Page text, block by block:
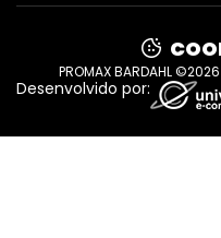
PROMAX BARDAHL
Desenvolvido por: